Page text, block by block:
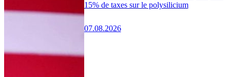
15% de taxes sur le polysilicium
07.08.2026